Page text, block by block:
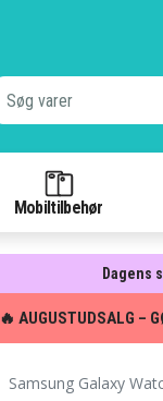
Mobiltilbehør
Dagens
🔥 AUGUSTUDSALG –
Samsung Galaxy